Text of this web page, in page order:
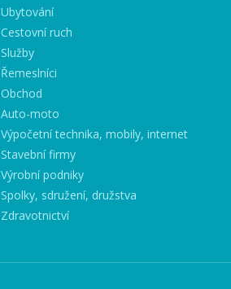
Ubytování
Cestovní ruch
Služby
Řemeslníci
Obchod
Auto-moto
Výpočetní technika, mobily, internet
Stavební firmy
Výrobní podniky
Spolky, sdružení, družstva
Zdravotnictví